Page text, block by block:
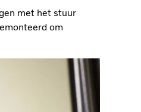
met het stuur
om